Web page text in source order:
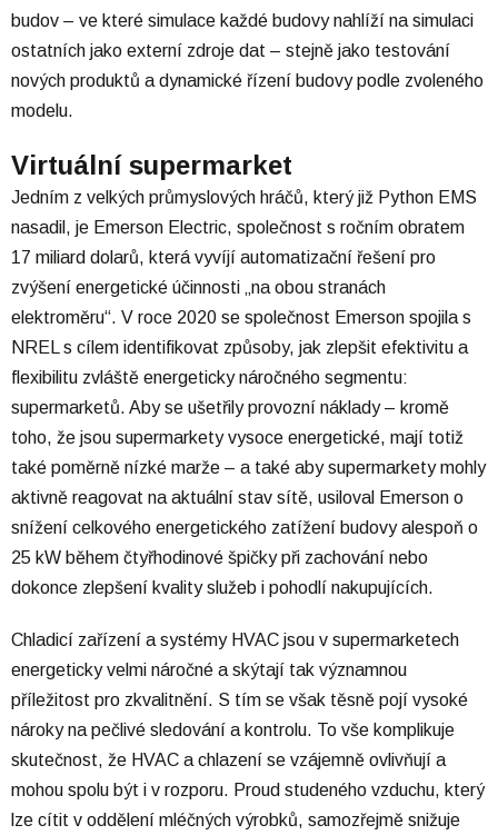
budov – ve které simulace každé budovy nahlíží na simulaci
ostatních jako externí zdroje dat – stejně jako testování
nových produktů a dynamické řízení budovy podle zvoleného
modelu.
Virtuální supermarket
Jedním z velkých průmyslových hráčů, který již Python EMS
nasadil, je Emerson Electric, společnost s ročním obratem
17 miliard dolarů, která vyvíjí automatizační řešení pro
zvýšení energetické účinnosti „na obou stranách
elektroměru“. V roce 2020 se společnost Emerson spojila s
NREL s cílem identifikovat způsoby, jak zlepšit efektivitu a
flexibilitu zvláště energeticky náročného segmentu:
supermarketů. Aby se ušetřily provozní náklady – kromě
toho, že jsou supermarkety vysoce energetické, mají totiž
také poměrně nízké marže – a také aby supermarkety mohly
aktivně reagovat na aktuální stav sítě, usiloval Emerson o
snížení celkového energetického zatížení budovy alespoň o
25 kW během čtyřhodinové špičky při zachování nebo
dokonce zlepšení kvality služeb i pohodlí nakupujících.
Chladicí zařízení a systémy HVAC jsou v supermarketech
energeticky velmi náročné a skýtají tak významnou
příležitost pro zkvalitnění. S tím se však těsně pojí vysoké
nároky na pečlivé sledování a kontrolu. To vše komplikuje
skutečnost, že HVAC a chlazení se vzájemně ovlivňují a
mohou spolu být i v rozporu. Proud studeného vzduchu, který
lze cítit v oddělení mléčných výrobků, samozřejmě snižuje